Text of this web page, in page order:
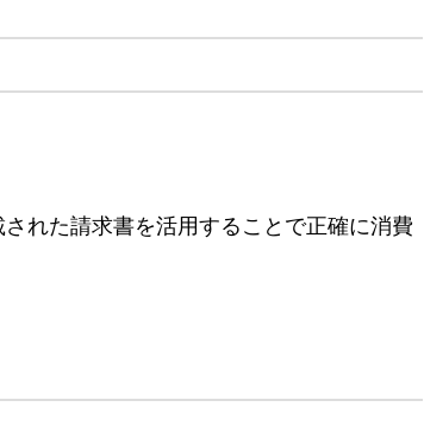
れた請求書を活用することで正確に消費